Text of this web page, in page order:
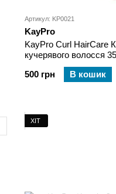
Артикул: KP0021
KayPro
KayPro Curl HairCare
кучерявого волосся
500 грн
В кошик
ХІТ